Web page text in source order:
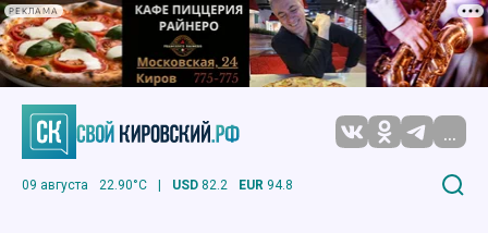
РЕКЛАМА
...
09 августа 22.90°C | USD 82.2 EUR 94.8